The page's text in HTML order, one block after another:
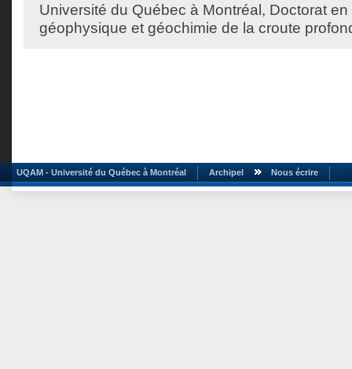
Université du Québec à Montréal, Doctorat
géophysique et géochimie de la croute
UQAM - Université du Québec à Montréal Archipel Nous écrire